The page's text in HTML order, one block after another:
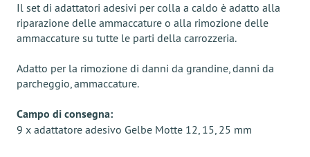
Il set di adattatori adesivi per colla a caldo è adatto alla
riparazione delle ammaccature o alla rimozione delle
ammaccature su tutte le parti della carrozzeria.
Adatto per la rimozione di danni da grandine, danni da
parcheggio, ammaccature.
Campo di consegna:
9 x adattatore adesivo Gelbe Motte 12, 15, 25 mm